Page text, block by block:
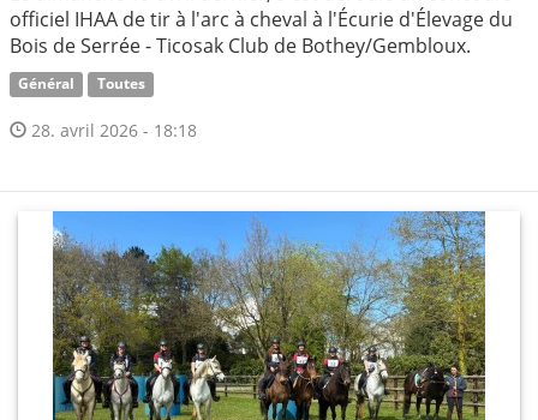
officiel IHAA de tir à l'arc à cheval à l'Écurie d'Élevage du
Bois de Serrée - Ticosak Club de Bothey/Gembloux.
Général Toutes
28. avril 2026 - 18:18